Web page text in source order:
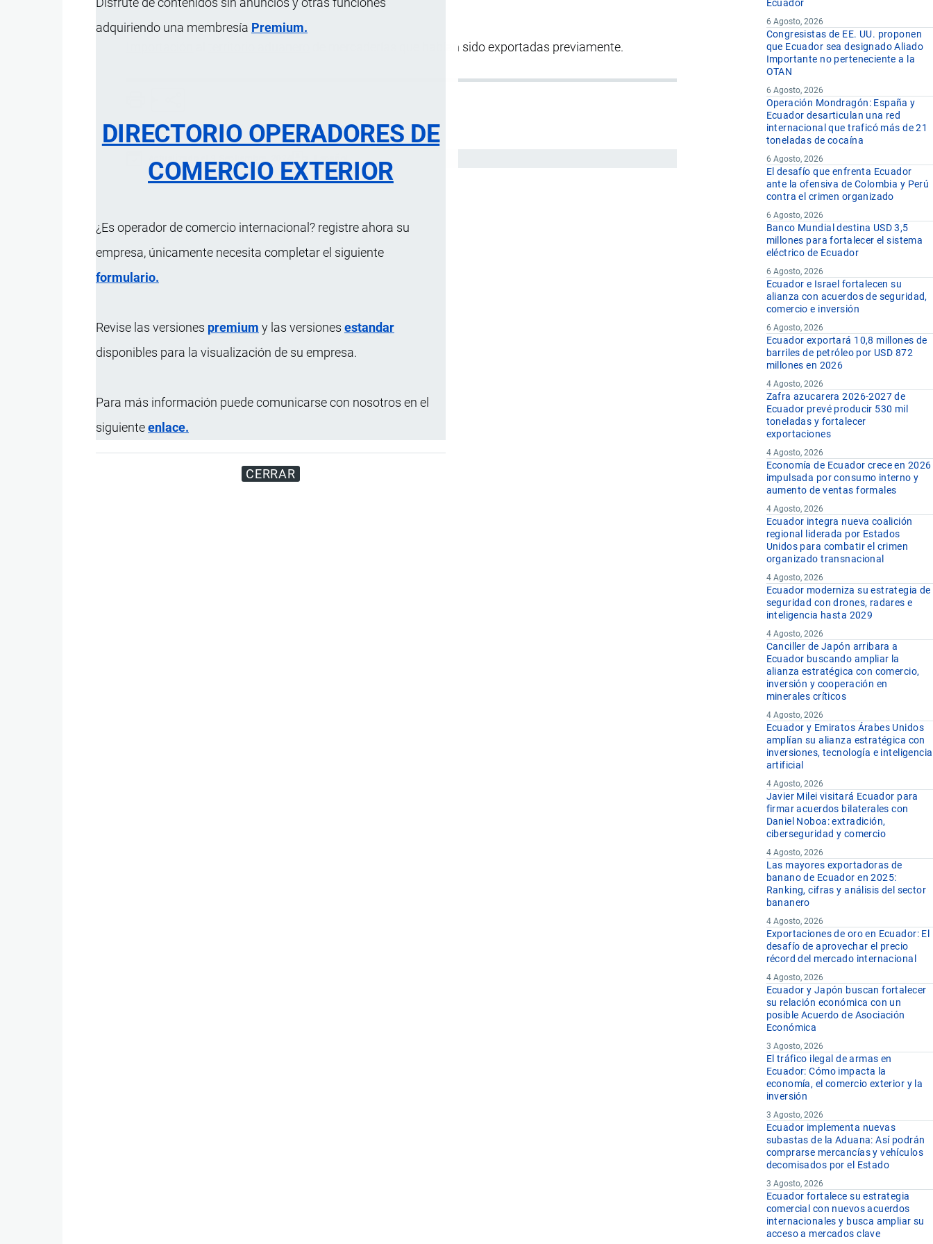
adquiriendo una membresía Premium.
DIRECTORIO OPERADORES DE
COMERCIO EXTERIOR
¿Es operador de comercio internacional? registre ahora su
empresa, únicamente necesita completar el siguiente
formulario.
Revise las versiones premium y las versiones estandar
disponibles para la visualización de su empresa.
Para más información puede comunicarse con nosotros en el
siguienteenlace.
CERRAR
de mercaderías que habían sido exportadas previamente.
Ecuador
6 Agosto, 2026
Congresistas de EE. UU. proponen
que Ecuador sea designado Aliado
Importante no perteneciente a la
OTAN
6 Agosto, 2026
Operación Mondragón: España y
Ecuador desarticulan una red
internacional que traficó más de 21
toneladas de cocaína
6 Agosto, 2026
El desafío que enfrenta Ecuador
ante la ofensiva de Colombia y Perú
contra el crimen organizado
6 Agosto, 2026
Banco Mundial destina USD 3,5
millones para fortalecer el sistema
eléctrico de Ecuador
6 Agosto, 2026
Ecuador e Israel fortalecen su
alianza con acuerdos de seguridad,
comercio e inversión
6 Agosto, 2026
Ecuador exportará 10,8 millones de
barriles de petróleo por USD 872
millones en 2026
4 Agosto, 2026
Zafra azucarera 2026-2027 de
Ecuador prevé producir 530 mil
toneladas y fortalecer
exportaciones
4 Agosto, 2026
Economía de Ecuador crece en 2026
impulsada por consumo interno y
aumento de ventas formales
4 Agosto, 2026
Ecuador integra nueva coalición
regional liderada por Estados
Unidos para combatir el crimen
organizado transnacional
4 Agosto, 2026
Ecuador moderniza su estrategia de
seguridad con drones, radares e
inteligencia hasta 2029
4 Agosto, 2026
Canciller de Japón arribara a
Ecuador buscando ampliar la
alianza estratégica con comercio,
inversión y cooperación en
minerales críticos
4 Agosto, 2026
Ecuador y Emiratos Árabes Unidos
amplían su alianza estratégica con
inversiones, tecnología e inteligencia
artificial
4 Agosto, 2026
Javier Milei visitará Ecuador para
firmar acuerdos bilaterales con
Daniel Noboa: extradición,
ciberseguridad y comercio
4 Agosto, 2026
Las mayores exportadoras de
banano de Ecuador en 2025:
Ranking, cifras y análisis del sector
bananero
4 Agosto, 2026
Exportaciones de oro en Ecuador: El
desafío de aprovechar el precio
récord del mercado internacional
4 Agosto, 2026
Ecuador y Japón buscan fortalecer
su relación económica con un
posible Acuerdo de Asociación
Económica
3 Agosto, 2026
El tráfico ilegal de armas en
Ecuador: Cómo impacta la
economía, el comercio exterior y la
inversión
3 Agosto, 2026
Ecuador implementa nuevas
subastas de la Aduana: Así podrán
comprarse mercancías y vehículos
decomisados por el Estado
3 Agosto, 2026
Ecuador fortalece su estrategia
comercial con nuevos acuerdos
internacionales y busca ampliar su
acceso a mercados clave